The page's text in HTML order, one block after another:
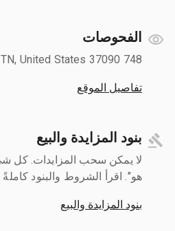
الفحوصات
748 Leeville Rd, Lebanon, TN, United States 37090
تفاصيل الموقع
بنود المزايدة والبيع
لا يمكن سحب المزايدات. كل
هو". اقرأ الشروط والبنود كاملةً
بنود المزايدة والبيع